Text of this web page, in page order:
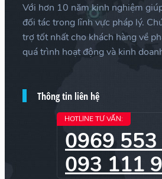
Với hơn 10 năm kinh nghiệm
đối tác trong lĩnh vực pháp lý.
trợ tốt nhất cho khách hàng về
quá trình hoạt động và kinh
Thông tin liên hệ
HOTLINE TƯ VẤN:
0969
093 111